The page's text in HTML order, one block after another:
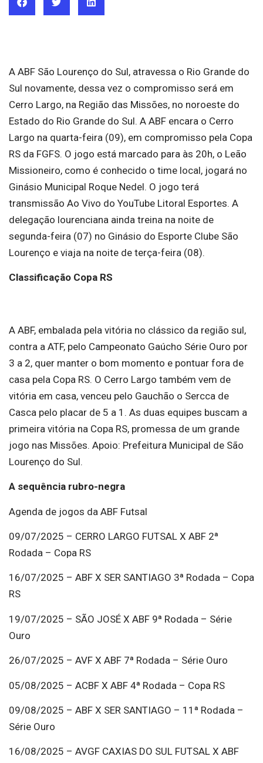
A ABF São Lourenço do Sul, atravessa o Rio Grande do
Sul novamente, dessa vez o compromisso será em
Cerro Largo, na Região das Missões, no noroeste do
Estado do Rio Grande do Sul. A ABF encara o Cerro
Largo na quarta-feira (09), em compromisso pela Copa
RS da FGFS. O jogo está marcado para às 20h, o Leão
Missioneiro, como é conhecido o time local, jogará no
Ginásio Municipal Roque Nedel. O jogo terá
transmissão Ao Vivo do YouTube Litoral Esportes. A
delegação lourenciana ainda treina na noite de
segunda-feira (07) no Ginásio do Esporte Clube São
Lourenço e viaja na noite de terça-feira (08).
Classificação Copa RS
A ABF, embalada pela vitória no clássico da região sul,
contra a ATF, pelo Campeonato Gaúcho Série Ouro por
3 a 2, quer manter o bom momento e pontuar fora de
casa pela Copa RS. O Cerro Largo também vem de
vitória em casa, venceu pelo Gauchão o Sercca de
Casca pelo placar de 5 a 1. As duas equipes buscam a
primeira vitória na Copa RS, promessa de um grande
jogo nas Missões. Apoio: Prefeitura Municipal de São
Lourenço do Sul.
A sequência rubro-negra
Agenda de jogos da ABF Futsal
09/07/2025 – CERRO LARGO FUTSAL X ABF 2ª
Rodada – Copa RS
16/07/2025 – ABF X SER SANTIAGO 3ª Rodada – Copa
RS
19/07/2025 – SÃO JOSÉ X ABF 9ª Rodada – Série
Ouro
26/07/2025 – AVF X ABF 7ª Rodada – Série Ouro
05/08/2025 – ACBF X ABF 4ª Rodada – Copa RS
09/08/2025 – ABF X SER SANTIAGO – 11ª Rodada –
Série Ouro
16/08/2025 – AVGF CAXIAS DO SUL FUTSAL X ABF